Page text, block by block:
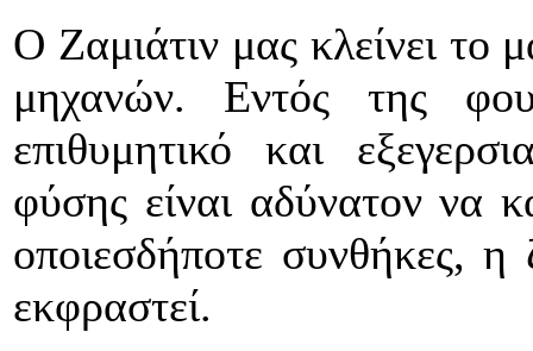
Ο Ζαμιάτιν μας κλείνει το
μηχανών. Εντός της
επιθυμητικό και
φύσης είναι αδύνατον να
οποιεσδήποτε συνθήκες, η
εκφραστεί.